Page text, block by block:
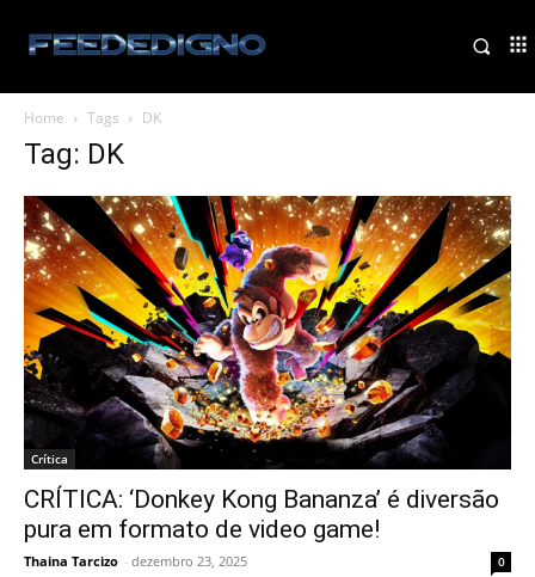
Home Tags DK
Tag: DK
Crítica
CRÍTICA: ‘Donkey Kong Bananza’ é diversão
pura em formato de video game!
Thaina Tarcizo - dezembro 23, 2025 0